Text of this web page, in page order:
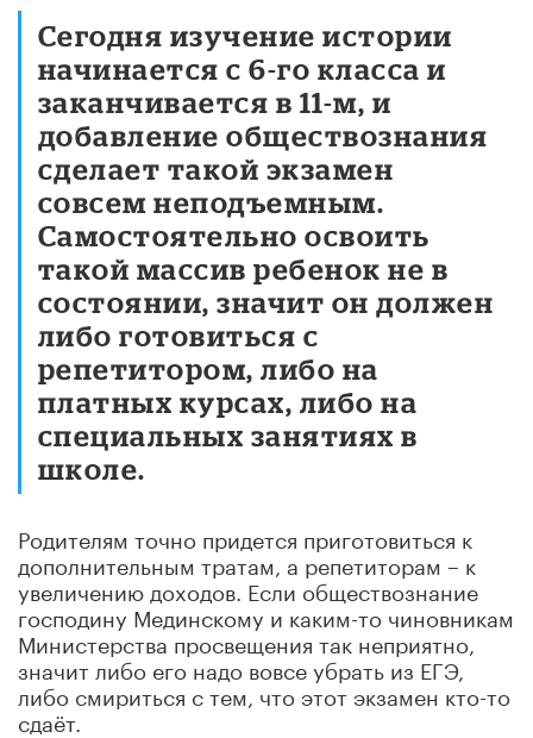
Сегодня изучение истории
начинается с 6-го класса и
заканчивается в 11-м, и
добавление обществознания
сделает такой экзамен
совсем неподъемным.
Самостоятельно освоить
такой массив ребенок не в
состоянии, значит он должен
либо готовиться с
репетитором, либо на
платных курсах, либо на
специальных занятиях в
школе.
Родителям точно придется приготовиться к
дополнительным тратам, а репетиторам – к
увеличению доходов. Если обществознание
господину Мединскому и каким-то чиновникам
Министерства просвещения так неприятно,
значит либо его надо вовсе убрать из ЕГЭ,
либо смириться с тем, что этот экзамен кто-то
сдаёт.